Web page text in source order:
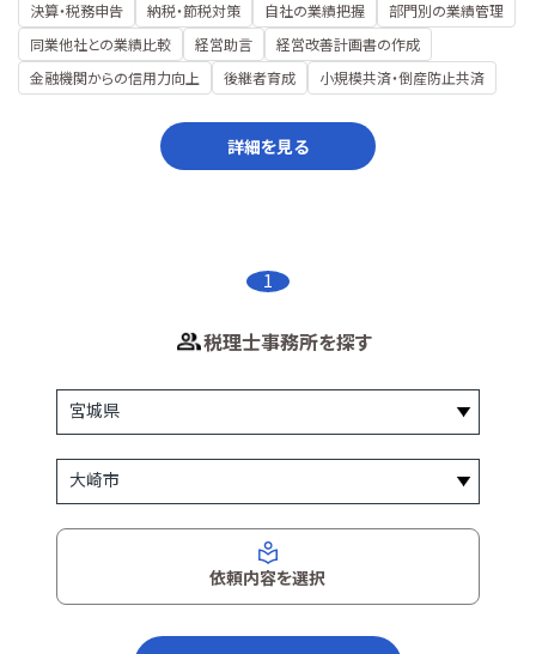
決算・税務申告
納税・節税対策 自社の業績把握
部門別の業績管理
同業他社との業績比較
経営助言
経営改善計画書の作成
金融機関からの信用力向上
後継者育成 小規模共済・倒産防止共済
詳細を見る
1
税理士事務所を探す
依頼内容を選択